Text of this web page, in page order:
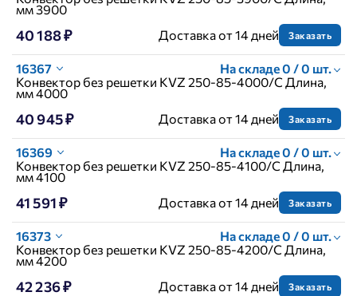
мм 3900
40 188 ₽ Доставка от 14 дней Заказать
16367
На складе 0 / 0 шт.
Конвектор без решетки KVZ 250-85-4000/C Длина,
мм 4000
40 945 ₽ Доставка от 14 дней Заказать
16369
На складе 0 / 0 шт.
Конвектор без решетки KVZ 250-85-4100/C Длина,
мм 4100
41 591 ₽ Доставка от 14 дней Заказать
16373
На складе 0 / 0 шт.
Конвектор без решетки KVZ 250-85-4200/C Длина,
мм 4200
42 236 ₽ Доставка от 14 дней Заказать